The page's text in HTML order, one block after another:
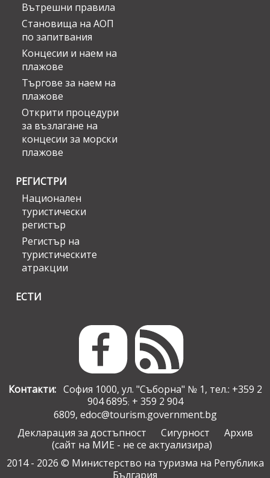
Вътрешни правила
Становища на АОП
по запитвания
Концесии и наем на
плажове
Търгове за наем на
плажове
Открити процедури
за възлагане на
концесии за морски
плажове
РЕГИСТРИ
Национален
туристически
регистър
Регистър на
туристическите
атракции
ЕСТИ
Контакти:София 1000, ул. "Съборна" № 1, тел.: +359 2
904 6895; + 359 2 904
6809, edoc@tourism.government.bg
Декларация за достъпност
Сигурност
Архив
(сайт на МИЕ - не се актуализира)
2014 - 2026 © Министерство на туризма на Република
България